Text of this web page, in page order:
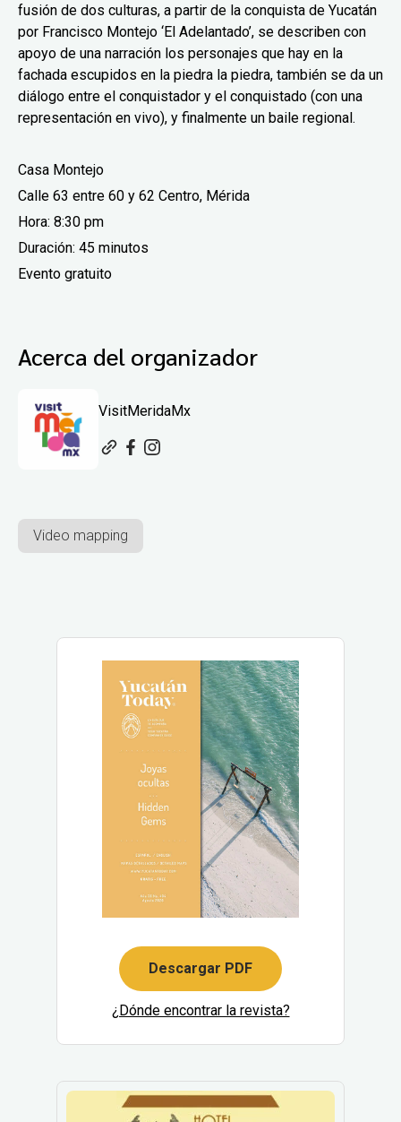
fusión de dos culturas, a partir de la conquista de Yucatán
por Francisco Montejo ‘El Adelantado’, se describen con
apoyo de una narración los personajes que hay en la
fachada escupidos en la piedra la piedra, también se da un
diálogo entre el conquistador y el conquistado (con una
representación en vivo), y finalmente un baile regional.
Casa Montejo
Calle 63 entre 60 y 62 Centro, Mérida
Hora: 8:30 pm
Duración: 45 minutos
Evento gratuito
Acerca del organizador
VisitMeridaMx
Video mapping
Descargar PDF
¿Dónde encontrar la revista?